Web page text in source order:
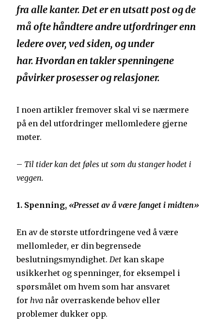
fra alle kanter. Det er en utsatt post og de
må ofte håndtere andre utfordringer enn
ledere over, ved siden, og under
har. Hvordan en takler spenningene
påvirker prosesser og relasjoner.
I noen artikler fremover skal vi se nærmere
på en del utfordringer mellomledere gjerne
møter.
– Til tider kan det føles ut som du stanger hodet i
veggen.
1. Spenning, «Presset av å være fanget i midten»
En av de største utfordringene ved å være
mellomleder, er din begrensede
beslutningsmyndighet.Det kan skape
usikkerhet og spenninger, for eksempel i
spørsmålet om hvem som har ansvaret
forhva når overraskende behov eller
problemer dukker opp.